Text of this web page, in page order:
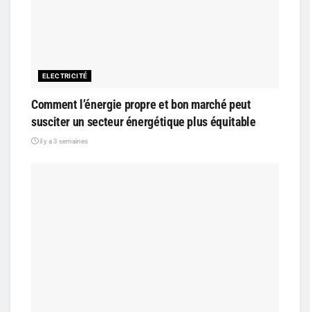
ELECTRICITÉ
Comment l’énergie propre et bon marché peut
susciter un secteur énergétique plus équitable
il y a 3 semaines